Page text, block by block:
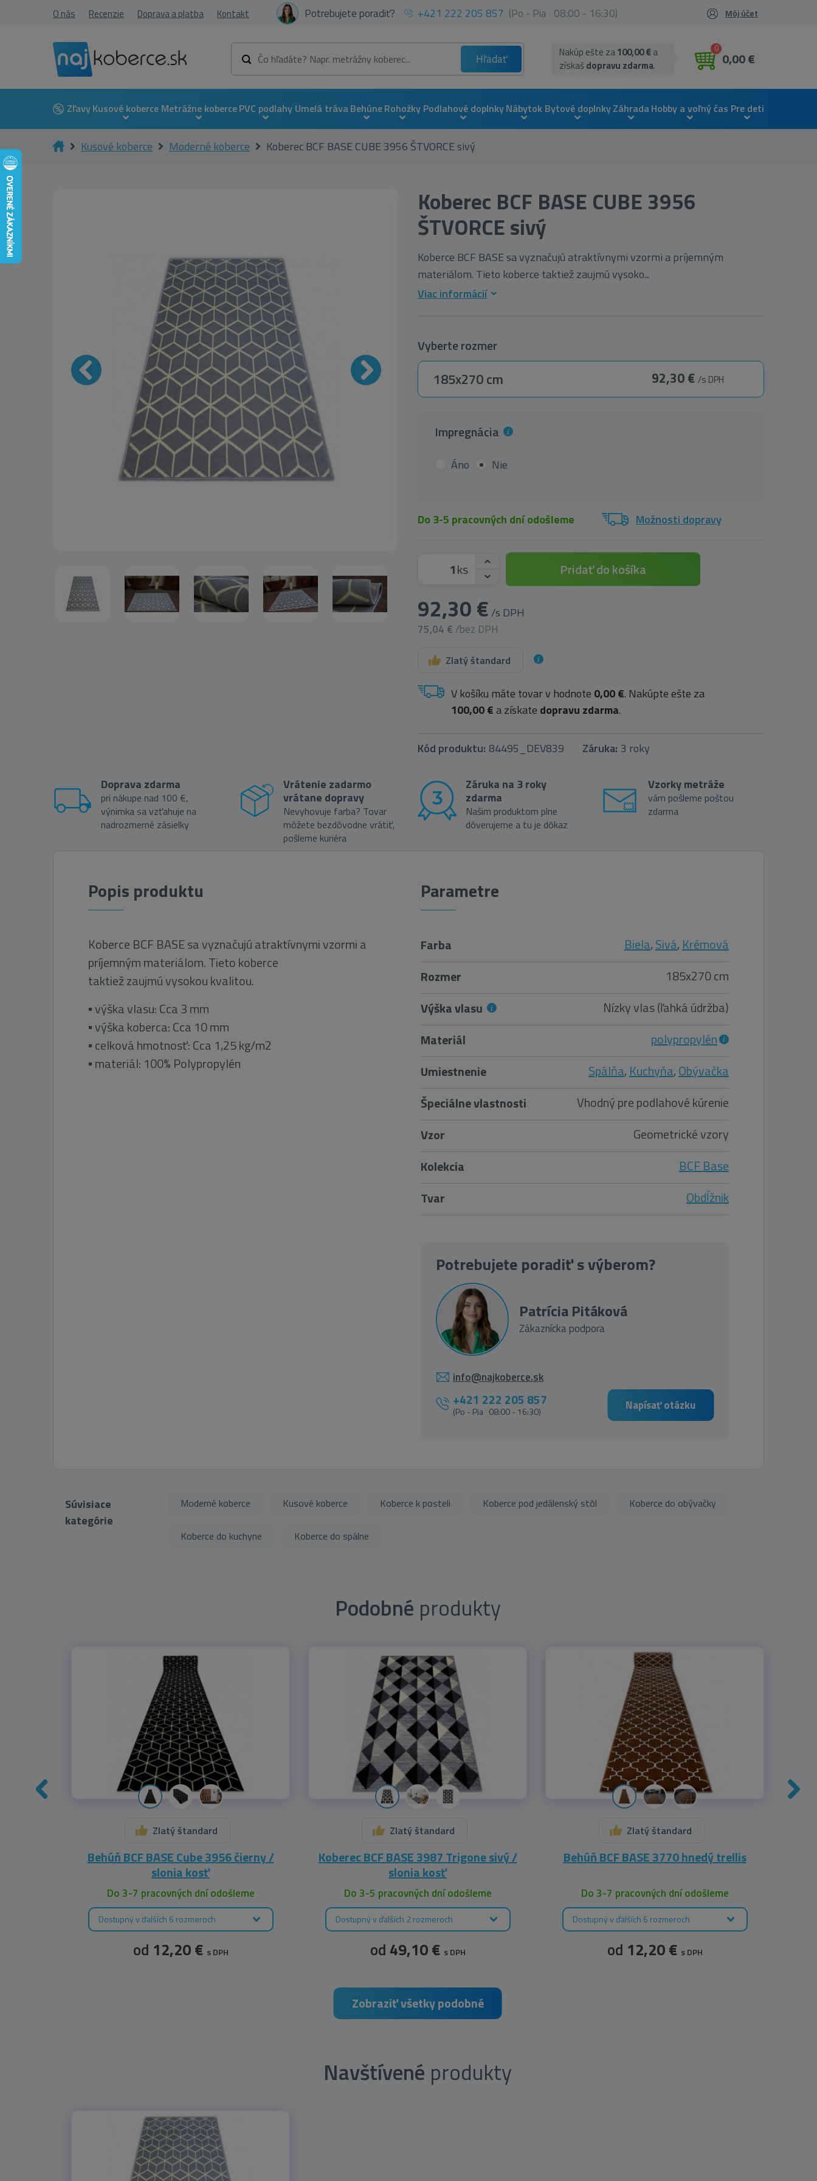
O nás Recenzie Doprava a platba Kontakt Potrebujete poradiť? +421 222 205 857 (Po - Pia 08:00 - 16:30) Môj účet
Hľadať
0
0,00 €
Nakúp ešte za100,00 €a
získaš dopravu zdarma.
ZľavyKusové koberce Metrážne kobercePVC podlahy Umelá trávaBehúneRohožky Podlahové doplnkyNábytok Bytové doplnkyZáhradaHobby a voľný čas Pre deti
Kusové koberce Moderné koberce Koberec BCF BASE CUBE 3956 ŠTVORCE sivý
Koberec BCF BASE CUBE 3956
ŠTVORCE sivý
Koberce BCF BASE sa vyznačujú atraktívnymi vzormi a príjemným
materiálom. Tieto koberce taktiež zaujmú vysoko...
Viac informácií
Vyberte rozmer
185x270 cm 92,30 € /s DPH
Impregnácia
Áno Nie
Do 3-5 pracovných dní odošleme Možnosti dopravy
ks
92,30 € /s DPH
75,04 € /bez DPH
Pridať do košíka
Zlatý štandard
V košíku máte tovar v hodnote 0,00 €. Nakúpte ešte za
100,00 €a získate dopravu zdarma.
Kód produktu: 84495_DEV839 Záruka: 3 roky
Doprava zdarma
pri nákupe nad 100 €,
výnimka sa vzťahuje na
nadrozmerné zásielky
Vrátenie zadarmo
vrátane dopravy
Nevyhovuje farba? Tovar
môžete bezdôvodne vrátiť,
pošleme kuriéra
Záruka na 3 roky
zdarma
Našim produktom plne
dôverujeme a tu je dôkaz
Vzorky metráže
vám pošleme poštou
zdarma
Popis produktu
Koberce BCF BASE sa vyznačujú atraktívnymi vzormi a
príjemným materiálom. Tieto koberce
taktiež zaujmú vysokou kvalitou.
▪ výška vlasu: Cca 3 mm
▪ výška koberca: Cca 10 mm
▪ celková hmotnosť: Cca 1,25 kg/m2
▪ materiál: 100% Polypropylén
Parametre
Farba Biela,Sivá,Krémová
Rozmer
185x270 cm
Výška vlasu
Nízky vlas (ľahká údržba)
Materiál
polypropylén
Umiestnenie
Spálňa,Kuchyňa,Obývačka
Špeciálne vlastnosti
Vhodný pre podlahové kúrenie
Vzor
Geometrické vzory
Kolekcia
BCF Base
Tvar
Obdĺžnik
Potrebujete poradiť s výberom?
Patrícia Pitáková
Zákaznícka podpora
info@najkoberce.sk
+421 222 205 857
(Po - Pia 08:00 - 16:30) Napísať otázku
Súvisiace
kategórie
Moderné koberce Kusové koberce Koberce k posteli Koberce pod jedálenský stôl Koberce do obývačky
Koberce do kuchyne Koberce do spálne
Podobné produkty
Zlatý štandard
Behúň BCF BASE Cube 3956 čierny /
slonia kosť
Do 3-7 pracovných dní odošleme
Dostupný v ďalších 6 rozmeroch
od 12,20 € s DPH
Zlatý štandard
Koberec BCF BASE 3987 Trigone sivý /
slonia kosť
Do 3-5 pracovných dní odošleme
Dostupný v ďalších 2 rozmeroch
od 49,10 € s DPH
Zlatý štandard
Behúň BCF BASE 3770 hnedý trellis
Do 3-7 pracovných dní odošleme
Dostupný v ďalších 6 rozmeroch
od 12,20 € s DPH
Zobraziť všetky podobné
Navštívené produkty